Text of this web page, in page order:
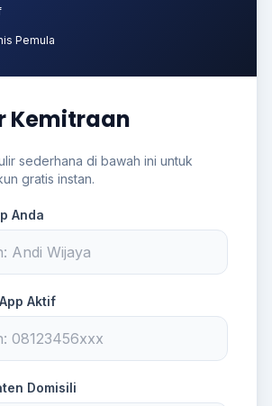
Pemula
Kemitraan
sederhana di bawah ini untuk
gratis instan.
Anda
Aktif
Domisili